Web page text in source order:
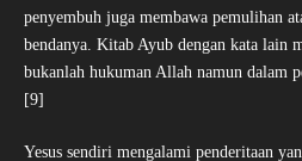
penyembuh juga membawa pemulihan
bendanya. Kitab Ayub dengan kata lain
bukanlah hukuman Allah namun dalam
[9]
Yesus sendiri mengalami penderitaan